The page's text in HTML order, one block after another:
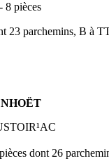
8 pièces
23 parchemins, B à
dont 26